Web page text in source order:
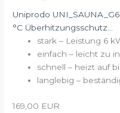
Uniprodo
°C Überhitzungsschutz...
stark – Leistung 6
einfach – leicht zu
schnell – heizt auf
langlebig –
169,00 EUR